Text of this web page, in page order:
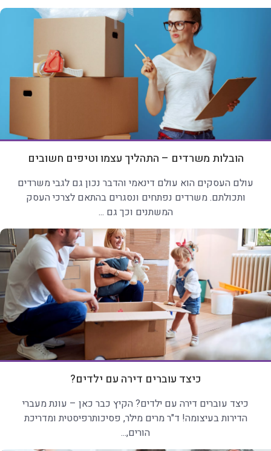
הובלות משרדים – התהליך עצמו וטיפים חשובים
עולם העסקים הוא עולם דינאמי והדבר נכון גם לגבי משרדים
ותכולתם. משרדים נפתחים ונסגרים בהתאם לצרכי העסק
המשתנים וכך גם ...
כיצד עוברים דירה עם ילדים?
כיצד עוברים דירה עם ילדים? הקיץ כבר כאן – עונת מעברי
הדירות בעיצומה! ד"ר מרים מילר, פסיכותרפיסטית ומדריכת
הורים,...